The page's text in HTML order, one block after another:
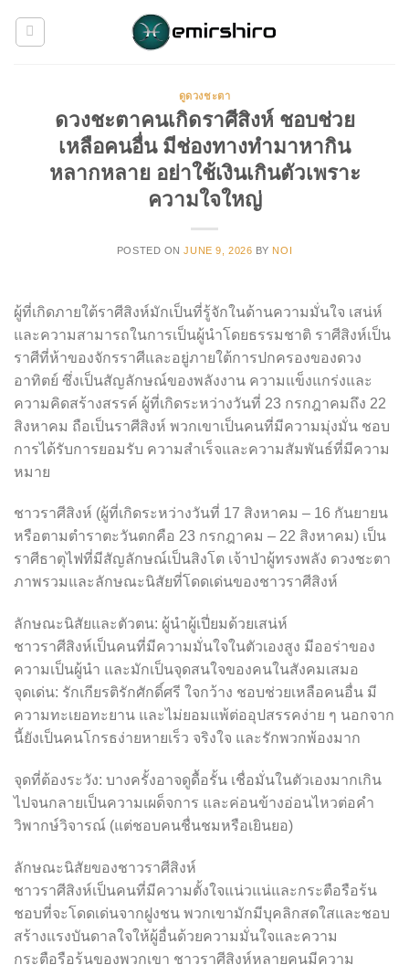
ดูดวงชะตา
ดวงชะตาคนเกิดราศีสิงห์ ชอบช่วย
เหลือคนอื่น มีช่องทางทำมาหากิน
หลากหลาย อย่าใช้เงินเกินตัวเพราะ
ความใจใหญ่
POSTED ONJUNE 9, 2026 BY NOI
ผู้ที่เกิดภายใต้ราศีสิงห์มักเป็นที่รู้จักในด้านความมั่นใจ เสน่ห์
และความสามารถในการเป็นผู้นำโดยธรรมชาติ ราศีสิงห์เป็น
ราศีที่ห้าของจักรราศีและอยู่ภายใต้การปกครองของดวง
อาทิตย์ ซึ่งเป็นสัญลักษณ์ของพลังงาน ความแข็งแกร่งและ
ความคิดสร้างสรรค์ ผู้ที่เกิดระหว่างวันที่ 23 กรกฎาคมถึง 22
สิงหาคม ถือเป็นราศีสิงห์ พวกเขาเป็นคนที่มีความมุ่งมั่น ชอบ
การได้รับการยอมรับ ความสำเร็จและความสัมพันธ์ที่มีความ
หมาย
ชาวราศีสิงห์ (ผู้ที่เกิดระหว่างวันที่ 17 สิงหาคม – 16 กันยายน
หรือตามตำราตะวันตกคือ 23 กรกฎาคม – 22 สิงหาคม) เป็น
ราศีธาตุไฟที่มีสัญลักษณ์เป็นสิงโต เจ้าป่าผู้ทรงพลัง ดวงชะตา
ภาพรวมและลักษณะนิสัยที่โดดเด่นของชาวราศีสิงห์
ลักษณะนิสัยและตัวตน: ผู้นำผู้เปี่ยมด้วยเสน่ห์
ชาวราศีสิงห์เป็นคนที่มีความมั่นใจในตัวเองสูง มีออร่าของ
ความเป็นผู้นำ และมักเป็นจุดสนใจของคนในสังคมเสมอ
จุดเด่น: รักเกียรติรักศักดิ์ศรี ใจกว้าง ชอบช่วยเหลือคนอื่น มี
ความทะเยอทะยาน และไม่ยอมแพ้ต่ออุปสรรคง่าย ๆ นอกจาก
นี้ยังเป็นคนโกรธง่ายหายเร็ว จริงใจ และรักพวกพ้องมาก
จุดที่ต้องระวัง: บางครั้งอาจดูดื้อรั้น เชื่อมั่นในตัวเองมากเกิน
ไปจนกลายเป็นความเผด็จการ และค่อนข้างอ่อนไหวต่อคำ
วิพากษ์วิจารณ์ (แต่ชอบคนชื่นชมหรือเยินยอ)
ลักษณะนิสัยของชาวราศีสิงห์
ชาวราศีสิงห์เป็นคนที่มีความตั้งใจแน่วแน่และกระตือรือร้น
ชอบที่จะโดดเด่นจากฝูงชน พวกเขามักมีบุคลิกสดใสและชอบ
สร้างแรงบันดาลใจให้ผู้อื่นด้วยความมั่นใจและความ
กระตือรือร้นของพวกเขา ชาวราศีสิงห์หลายคนมีความ